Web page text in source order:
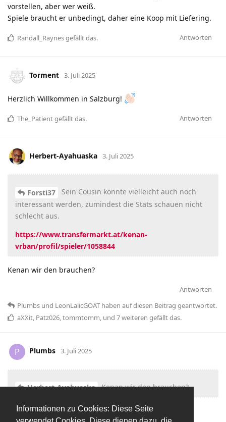
Informationen zu Cookies: Diese Seite
vorstellen, aber wer weiß.
Spiele braucht er unbedingt, daher eine Koop mit Liefering.
Antworten
Randall_Raynesgefällt das.
Torment 3. Juli 2025
Herzlich Willkommen in Salzburg!
Antworten
The_Patientgefällt das.
Herbert-Ayahuaska 3. Juli 2025
Forsti37
Sein Cousin könnte vielleicht auch noch
interessant werden, zumindest die Stats schauen nicht
schlecht aus.
https://www.transfermarkt.at/kenan-
vrban/profil/spieler/1058844
Kenan wir den brauchen?
Antworten
Plumbs und LeonLalicGOAT haben auf diesen Beitrag geantwortet.
aXXit Patz026 tommtomm , und 7weiteren gefällt das.
P Plumbs 3. Juli 2025
Herbert-Ayahuaska Kenan wir den brauchen?
Jo. Und nach 1 Jahr dann vrbannen.